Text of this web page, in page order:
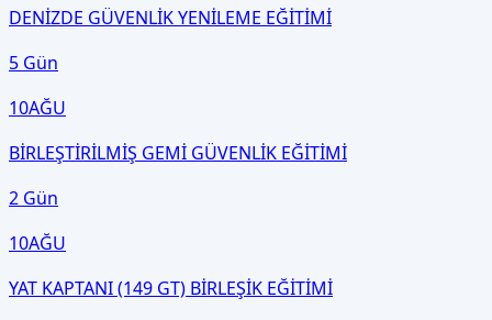
DENİZDE GÜVENLİK YENİLEME EĞİTİMİ
5 Gün
10AĞU
BİRLEŞTİRİLMİŞ GEMİ GÜVENLİK EĞİTİMİ
2 Gün
10AĞU
YAT KAPTANI (149 GT) BİRLEŞİK EĞİTİMİ